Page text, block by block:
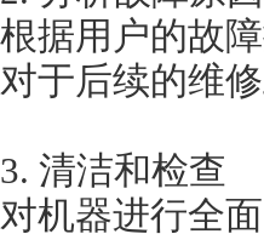
根据用户的故障
对于后续的维修
3. 清洁和检查
对机器进行全面